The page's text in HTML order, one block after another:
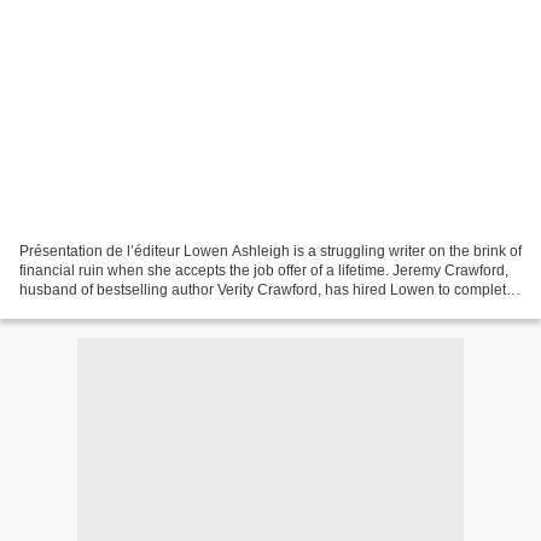
Présentation de l’éditeur Lowen Ashleigh is a struggling writer on the brink of
financial ruin when she accepts the job offer of a lifetime. Jeremy Crawford,
husband of bestselling author Verity Crawford, has hired Lowen to complete